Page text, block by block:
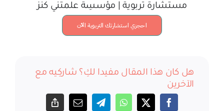
مستشارة تربوية | مؤسسِة علمتني كنز
احجزي استشارتك التربوية الآن
هل كان هذا المقال مفيدا لكِ؟ شاركِيه مع
الآخرين